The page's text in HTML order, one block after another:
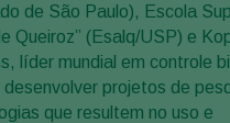
de São Paulo), Escola
Queiroz” (Esalq/USP) e
líder mundial em controle
projetos de
que resultem no uso e